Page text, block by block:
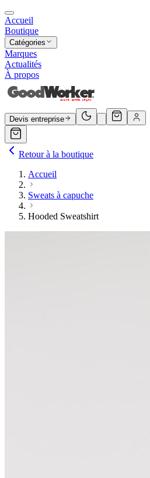
Accueil
Boutique
Catégories
Marques
Actualités
À propos
Devis entreprise
Retour à la boutique
Accueil
Sweats à capuche
Hooded Sweatshirt